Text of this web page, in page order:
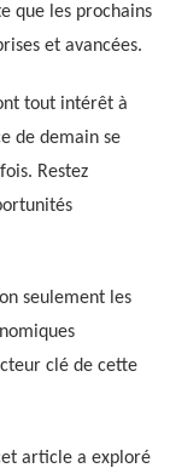
que les prochains
et avancées.
tout intérêt à
de demain se
Restez
seulement les
clé de cette
article a exploré